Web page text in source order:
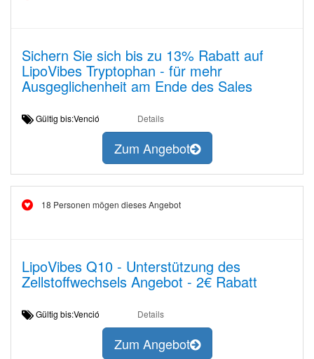
Sichern Sie sich bis zu 13% Rabatt auf
LipoVibes Tryptophan - für mehr
Ausgeglichenheit am Ende des Sales
Gültig bis:Venció Details
Zum Angebot
18 Personen mögen dieses Angebot
LipoVibes Q10 - Unterstützung des
Zellstoffwechsels Angebot - 2€ Rabatt
Gültig bis:Venció Details
Zum Angebot